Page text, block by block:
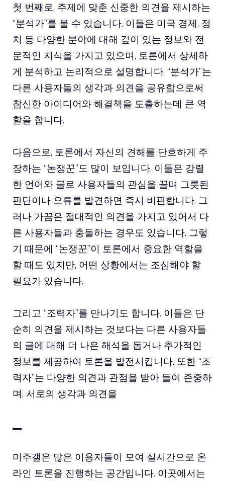
첫 번째로, 주제에 맞춘 신중한 의견을 제시하는
“분석가”를 볼 수 있습니다. 이들은 미국 경제, 정
치 등 다양한 분야에 대해 깊이 있는 정보와 전
문적인 지식을 가지고 있으며, 토론에서 상세하
게 분석하고 논리적으로 설명합니다. “분석가”는
다른 사용자들의 생각과 의견을 공유함으로써
참신한 아이디어와 해결책을 도출하는데 큰 역
할을 합니다.
다음으로, 토론에서 자신의 견해를 단호하게 주
장하는 “논쟁꾼”도 많이 보입니다. 이들은 강렬
한 언어와 글로 사용자들의 관심을 끌며 그릇된
판단이나 오류를 발견하면 즉시 비판합니다. 그
러나 가끔은 절대적인 의견을 가지고 있어서 다
른 사용자들과 충돌하는 경우도 있습니다. 그렇
기 때문에 “논쟁꾼”이 토론에서 중요한 역할을
할 때도 있지만, 어떤 상황에서는 조심해야 할
필요가 있습니다.
그리고 “조력자”를 만나기도 합니다. 이들은 단
순히 의견을 제시하는 것보다는 다른 사용자들
의 글에 대해 더 나은 해석을 돕거나 추가적인
정보를 제공하여 토론을 발전시킵니다. 또한 “조
력자”는 다양한 의견과 관점을 받아 들여 존중하
며, 서로의 생각과 의견을
–
미주갤은 많은 이용자들이 모여 실시간으로 온
라인 토론을 진행하는 공간입니다. 이곳에서는